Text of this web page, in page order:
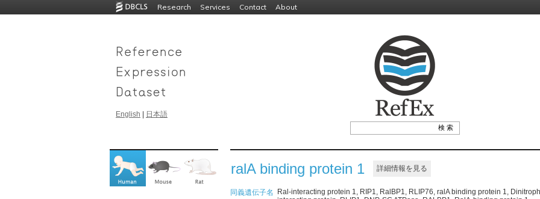
Research Services Contact About
English 日本語
ralA binding protein 1 詳細情報を見る
同義遺伝子名
Ral-interacting protein 1, RIP1, RalBP1, RLIP76, ralA binding protein 1,